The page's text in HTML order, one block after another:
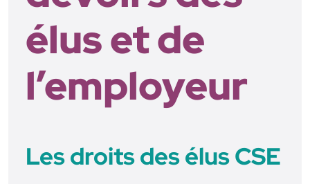
élus et de
l’employeur
Les droits des élus CSE